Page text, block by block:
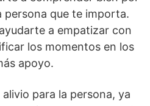
persona que te importa.
a empatizar con
los momentos en los
apoyo.
para la persona, ya